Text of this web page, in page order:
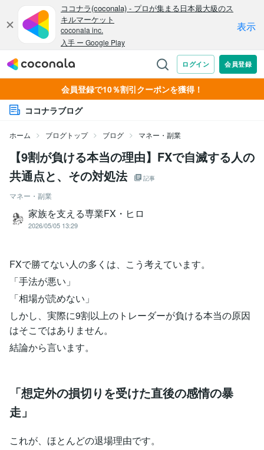
会員登録で10％割引クーポンを獲得！
ココナラブログ
ホーム ブログトップ ブログ マネー・副業
【9割が負ける本当の理由】FXで自滅する人の
共通点と、その対処法
記事
マネー・副業
家族を支える専業FX・ヒロ
2026/05/05 13:29
FXで勝てない人の多くは、こう考えています。
「手法が悪い」
「相場が読めない」
しかし、実際に9割以上のトレーダーが負ける本当の原因
はそこではありません。
結論から言います。
「想定外の損切りを受けた直後の感情の暴
走」
これが、ほとんどの退場理由です。